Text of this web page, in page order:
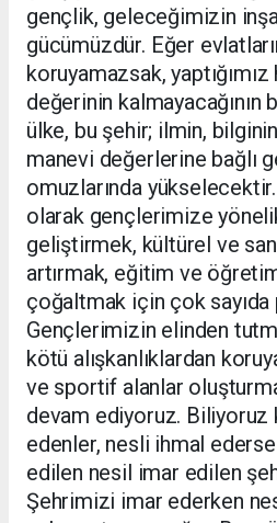
gençlik, geleceğimizin
gücümüzdür. Eğer
koruyamazsak,
değerinin kalmayacağının
ülke, bu şehir; ilmin, bilginin
manevi değerlerine bağlı
omuzlarında
olarak gençlerimize
geliştirmek, kültürel ve
artırmak, eğitim ve
çoğaltmak için çok sayıda
Gençlerimizin elinden
kötü alışkanlıklardan
ve sportif alanlar
devam ediyoruz. Biliyoruz
edenler, nesli ihmal
edilen nesil imar edilen
Şehrimizi imar ederken